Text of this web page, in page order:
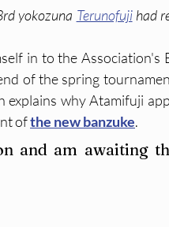
yokozuna Terunofuji had
in to the Association's
of the spring
explains why Atamifuji
of the new banzuke.
and am awaiting